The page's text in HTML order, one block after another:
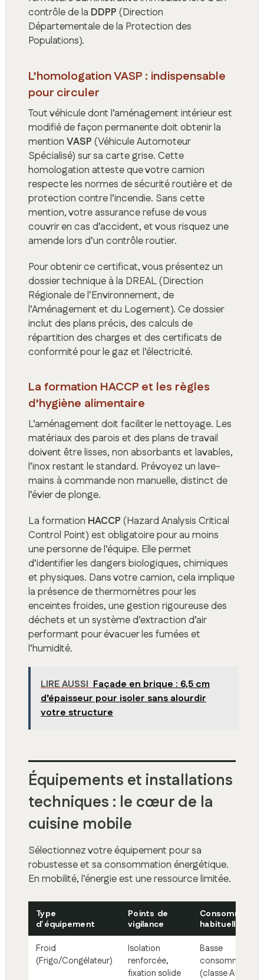
contrôle de la DDPP (Direction
Départementale de la Protection des
Populations).
L’homologation VASP : indispensable
pour circuler
Tout véhicule dont l’aménagement intérieur est
modifié de façon permanente doit obtenir la
mention VASP (Véhicule Automoteur
Spécialisé) sur sa carte grise. Cette
homologation atteste que votre camion
respecte les normes de sécurité routière et de
protection contre l’incendie. Sans cette
mention, votre assurance refuse de vous
couvrir en cas d’accident, et vous risquez une
amende lors d’un contrôle routier.
Pour obtenir ce certificat, vous présentez un
dossier technique à la DREAL (Direction
Régionale de l’Environnement, de
l’Aménagement et du Logement). Ce dossier
inclut des plans précis, des calculs de
répartition des charges et des certificats de
conformité pour le gaz et l’électricité.
La formation HACCP et les règles
d’hygiène alimentaire
L’aménagement doit faciliter le nettoyage. Les
matériaux des parois et des plans de travail
doivent être lisses, non absorbants et lavables,
l’inox restant le standard. Prévoyez un lave-
mains à commande non manuelle, distinct de
l’évier de plonge.
La formation HACCP (Hazard Analysis Critical
Control Point) est obligatoire pour au moins
une personne de l’équipe. Elle permet
d’identifier les dangers biologiques, chimiques
et physiques. Dans votre camion, cela implique
la présence de thermomètres pour les
enceintes froides, une gestion rigoureuse des
déchets et un système d’extraction d’air
performant pour évacuer les fumées et
l’humidité.
LIRE AUSSI Façade en brique : 6,5 cm
d’épaisseur pour isoler sans alourdir
votre structure
Équipements et installations
techniques : le cœur de la
cuisine mobile
Sélectionnez votre équipement pour sa
robustesse et sa consommation énergétique.
En mobilité, l’énergie est une ressource limitée.
Type
d’équipement
Points de
vigilance
Consommation
habituelle
Froid
(Frigo/Congélateur)
Isolation
renforcée,
fixation solide
Basse
consommation
(classe A++)